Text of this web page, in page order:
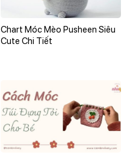
Chart Móc Mèo Pusheen Siêu
Cute Chi Tiết